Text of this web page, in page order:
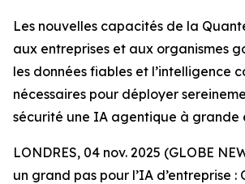
Les nouvelles capacités de la
aux entreprises et aux organismes
les données fiables et l’intelligence
nécessaires pour déployer
sécurité une IA agentique à grande
LONDRES, 04 nov. 2025 (GLOBE
un grand pas pour l’IA d’entreprise :